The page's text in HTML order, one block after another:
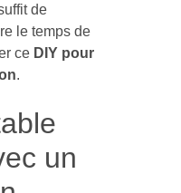
de
le temps de
ce DIY pour
.
un